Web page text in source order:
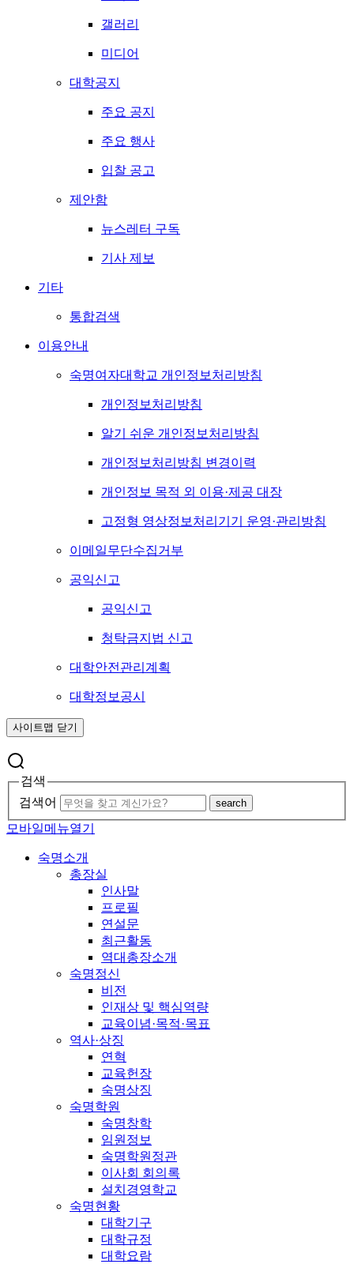
갤러리
미디어
대학공지
주요 공지
주요 행사
입찰 공고
제안함
뉴스레터 구독
기사 제보
기타
통합검색
이용안내
숙명여자대학교 개인정보처리방침
개인정보처리방침
알기 쉬운 개인정보처리방침
개인정보처리방침 변경이력
개인정보 목적 외 이용·제공 대장
고정형 영상정보처리기기 운영·관리방침
이메일무단수집거부
공익신고
공익신고
청탁금지법 신고
대학안전관리계획
대학정보공시
사이트맵 닫기
검색
검색어
search
모바일메뉴열기
숙명소개
총장실
인사말
프로필
연설문
최근활동
역대총장소개
숙명정신
비전
인재상 및 핵심역량
교육이념·목적·목표
역사·상징
연혁
교육헌장
숙명상징
숙명학원
숙명창학
임원정보
숙명학원정관
이사회 회의록
설치경영학교
숙명현황
대학기구
대학규정
대학요람